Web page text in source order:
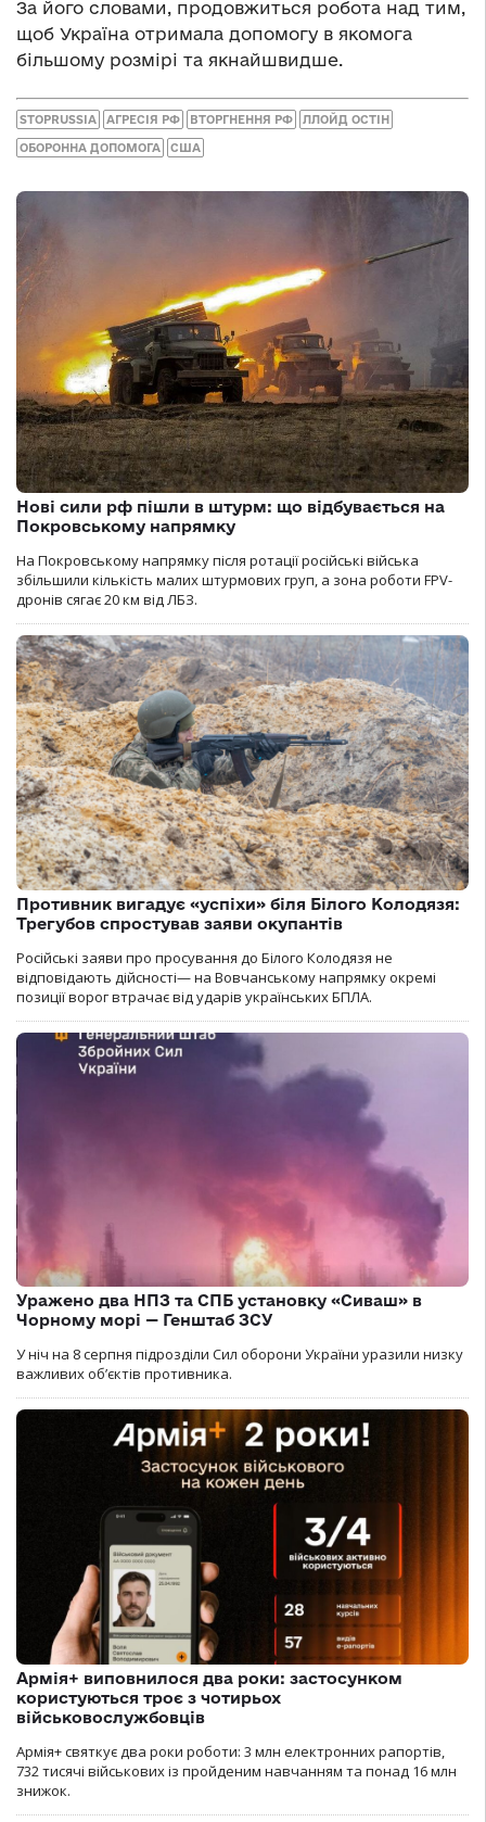
За його словами, продовжиться робота над тим,
щоб Україна отримала допомогу в якомога
більшому розмірі та якнайшвидше.
STOPRUSSIA АГРЕСІЯ РФ ВТОРГНЕННЯ РФ ЛЛОЙД ОСТІН
ОБОРОННА ДОПОМОГА США
Нові сили рф пішли в штурм: що відбувається на
Покровському напрямку
На Покровському напрямку після ротації російські війська
збільшили кількість малих штурмових груп, а зона роботи FPV-
дронів сягає 20 км від ЛБЗ.
Противник вигадує «успіхи» біля Білого Колодязя:
Трегубов спростував заяви окупантів
Російські заяви про просування до Білого Колодязя не
відповідають дійсності— на Вовчанському напрямку окремі
позиції ворог втрачає від ударів українських БПЛА.
Уражено два НПЗ та СПБ установку «Сиваш» в
Чорному морі — Генштаб ЗСУ
У ніч на 8 серпня підрозділи Сил оборони України уразили низку
важливих об’єктів противника.
Армія+ виповнилося два роки: застосунком
користуються троє з чотирьох
військовослужбовців
Армія+ святкує два роки роботи: 3 млн електронних рапортів,
732 тисячі військових із пройденим навчанням та понад 16 млн
знижок.